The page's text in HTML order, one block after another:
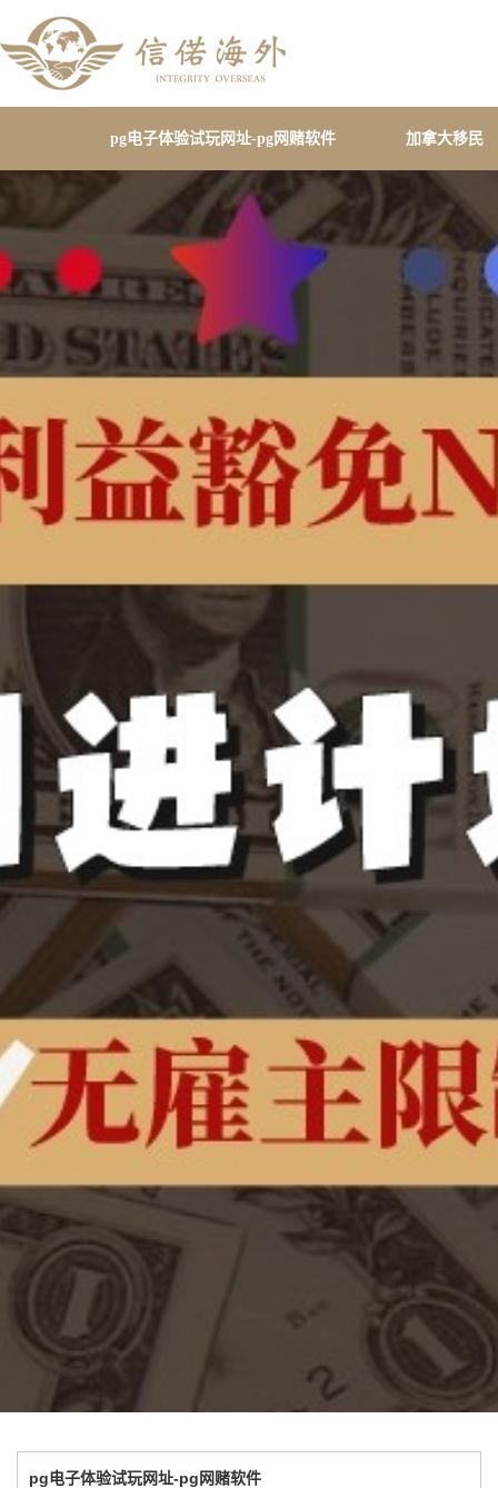
pg电子体验试玩网址-pg网赌软件 加拿大移民
pg电子体验试玩网址-pg网赌软件